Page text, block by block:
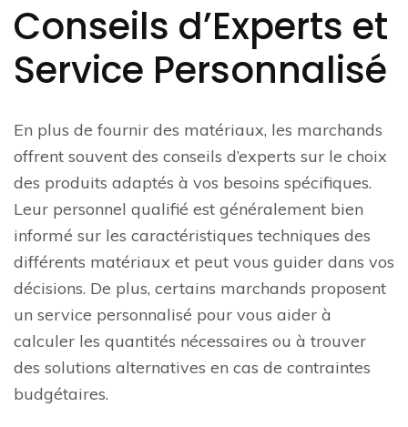
Conseils d’Experts et
Service Personnalisé
En plus de fournir des matériaux, les marchands
offrent souvent des conseils d’experts sur le choix
des produits adaptés à vos besoins spécifiques.
Leur personnel qualifié est généralement bien
informé sur les caractéristiques techniques des
différents matériaux et peut vous guider dans vos
décisions. De plus, certains marchands proposent
un service personnalisé pour vous aider à
calculer les quantités nécessaires ou à trouver
des solutions alternatives en cas de contraintes
budgétaires.